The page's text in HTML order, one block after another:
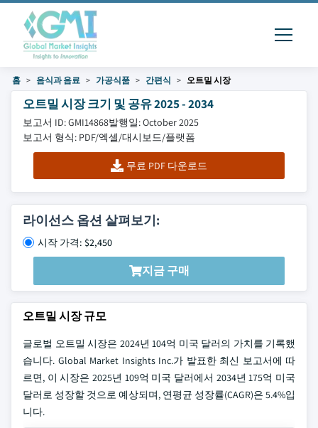
홈 음식과 음료 가공식품 간편식 오트밀 시장
오트밀 시장 크기 및 공유 2025 - 2034
보고서 ID: GMI14868발행일: October 2025
보고서 형식: PDF/엑셀/대시보드/플랫폼
무료 PDF 다운로드
라이선스 옵션 살펴보기:
시작 가격: $2,450
지금 구매
오트밀 시장 규모
글로벌 오트밀 시장은 2024년 104억 미국 달러의 가치를 기록했
습니다. Global Market Insights Inc.가 발표한 최신 보고서에 따
르면, 이 시장은 2025년 109억 미국 달러에서 2034년 175억 미국
달러로 성장할 것으로 예상되며, 연평균 성장률(CAGR)은 5.4%입
니다.